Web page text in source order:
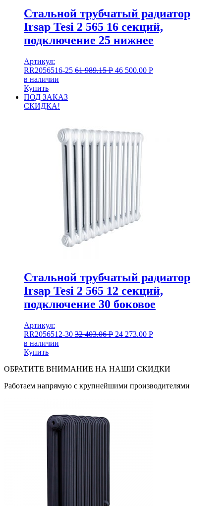
Стальной трубчатый радиатор
Irsap Tesi 2 565 16 секций,
подключение 25 нижнее
Артикул:
RR2056516-25 61 989.15Р 46 500.00 Р
в наличии
Купить
ПОД ЗАКАЗ
СКИДКА!
Стальной трубчатый радиатор
Irsap Tesi 2 565 12 секций,
подключение 30 боковое
Артикул:
RR2056512-30 32 403.06Р 24 273.00 Р
в наличии
Купить
ОБРАТИТЕ ВНИМАНИЕ НА НАШИ СКИДКИ
Работаем напрямую с крупнейшими производителями